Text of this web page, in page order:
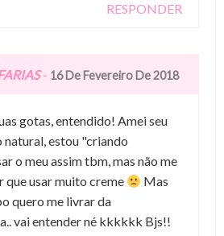
RESPONDER
- 16 De Fevereiro De 2018
gotas, entendido! Amei seu
natural, estou "criando
o meu assim tbm, mas não me
que usar muito creme
Mas
quero me livrar da
vai entender né kkkkkk Bjs!!